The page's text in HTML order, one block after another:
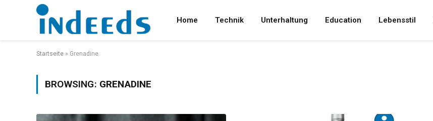
Home Technik Unterhaltung Education Lebensstil
Startseite » Grenadine
BROWSING: GRENADINE